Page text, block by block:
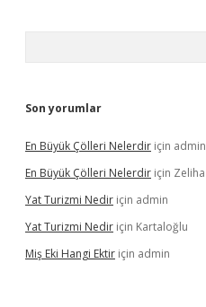
Son yorumlar
En Büyük Çölleri Nelerdir için admin
En Büyük Çölleri Nelerdir için Zeliha
Yat Turizmi Nedir için admin
Yat Turizmi Nedir için Kartaloğlu
Miş Eki Hangi Ektir için admin